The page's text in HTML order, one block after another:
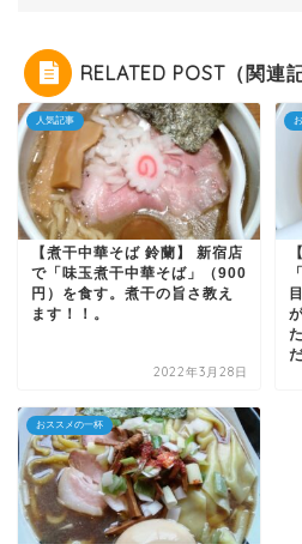
RELATED POST（関連
人気記事
【煮干中華そば 鈴蘭】 新宿店
で「味玉煮干中華そば」（900
円）を食す。煮干の旨さ教え
ます！！。
2022年3月28日
おススメの一杯